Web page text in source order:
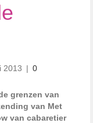
2013 | 0
grenzen van
van Met
van cabaretier